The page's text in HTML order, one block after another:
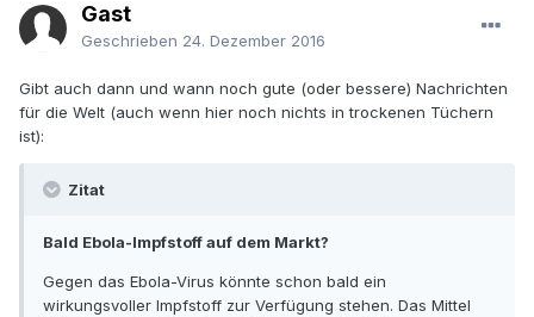
Gast
Geschrieben 24. Dezember 2016
Gibt auch dann und wann noch gute (oder bessere) Nachrichten
für die Welt (auch wenn hier noch nichts in trockenen Tüchern
ist):
Zitat
Bald Ebola-Impfstoff auf dem Markt?
Gegen das Ebola-Virus könnte schon bald ein
wirkungsvoller Impfstoff zur Verfügung stehen. Das Mittel